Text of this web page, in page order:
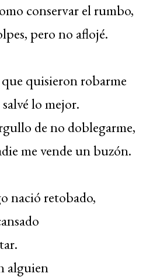
conservar el rumbo,
pero no aflojé.
quisieron robarme
lo mejor.
de no doblegarme,
me vende un buzón.
nació retobado,
alguien